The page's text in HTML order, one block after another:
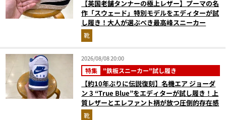
【英国老舗タンナーの極上レザー】プーマの名
作「スウェード」特別モデルをエディターが試
し履き！大人が選ぶべき最高峰スニーカー
靴
2026/08/08 20:00
特集 "鉄板スニーカー"試し履き
【約10年ぶりに伝説復刻】名機エア ジョーダ
ン 3 “True Blue”をエディターが試し履き！上
質レザーとエレファント柄が放つ圧倒的存在感
靴